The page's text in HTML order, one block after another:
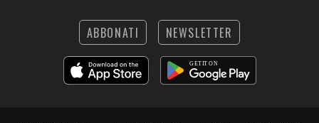
ABBONATI NEWSLETTER